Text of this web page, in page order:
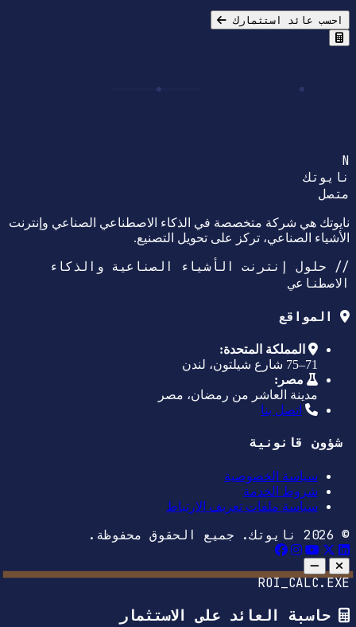
احسب عائد استثمارك
N
نايوتك
متصل
نايوتك هي شركة متخصصة في الذكاء الاصطناعي الصناعي وإنترنت
الأشياء الصناعي، تركز على تحويل التصنيع.
// حلول إنترنت الأشياء الصناعية والذكاء
الاصطناعي
المواقع
المملكة المتحدة:
71–75 شارع شيلتون، لندن
مصر:
مدينة العاشر من رمضان، مصر
اتصل بنا
شؤون قانونية
سياسة الخصوصية
شروط الخدمة
سياسة ملفات تعريف الارتباط
© 2026 نايوتك. جميع الحقوق محفوظة.
ROI_CALC.EXE
حاسبة العائد على الاستثمار